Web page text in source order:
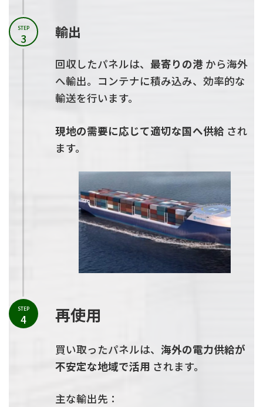
輸出
回収したパネルは、 最寄りの港 から海外
へ輸出。コンテナに積み込み、効率的な
輸送を行います。
現地の需要に応じて適切な国へ供給 され
ます。
STEP
3
再使用
買い取ったパネルは、 海外の電力供給が
不安定な地域で活用 されます。
主な輸出先：
STEP
4